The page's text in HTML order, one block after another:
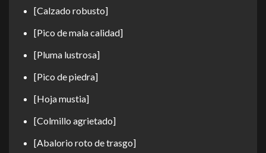
[Calzado robusto]
[Pico de mala calidad]
[Pluma lustrosa]
[Pico de piedra]
[Hoja mustia]
[Colmillo agrietado]
[Abalorio roto de trasgo]